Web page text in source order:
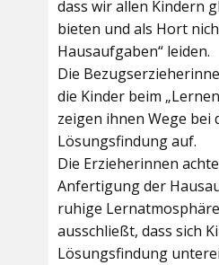
dass wir allen Kindern
bieten und als Hort
Hausaufgaben“ leiden.
Die
die Kinder beim
zeigen ihnen Wege bei
Lösungsfindung auf.
Die Erzieherinnen
Anfertigung der
ruhige
ausschließt, dass sich
Lösungsfindung